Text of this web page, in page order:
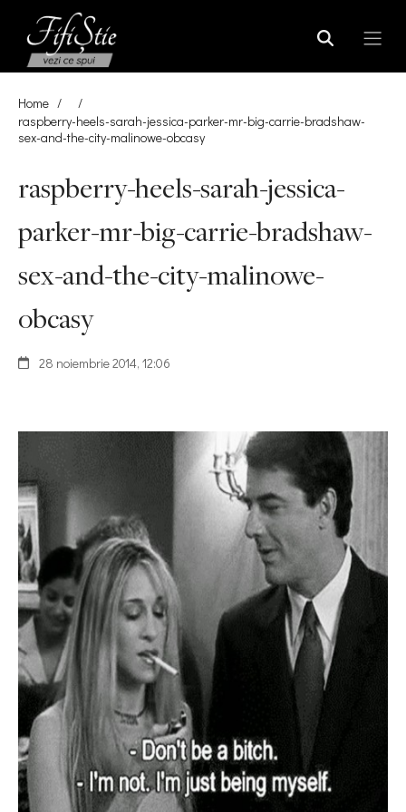
Home /
/
raspberry-heels-sarah-jessica-parker-mr-big-carrie-bradshaw-
sex-and-the-city-malinowe-obcasy
raspberry-heels-sarah-jessica-
parker-mr-big-carrie-bradshaw-
sex-and-the-city-malinowe-
obcasy
28 noiembrie 2014, 12:06